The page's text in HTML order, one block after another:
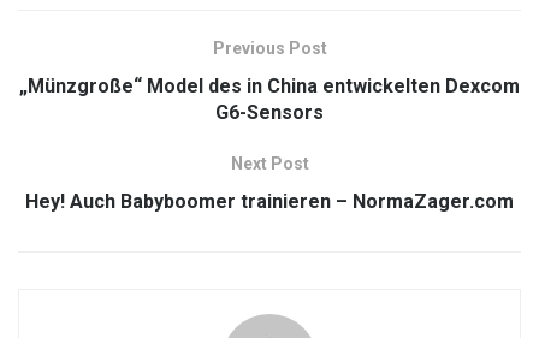
Previous Post
„Münzgroße“ Model des in China entwickelten Dexcom
G6-Sensors
Next Post
Hey! Auch Babyboomer trainieren – NormaZager.com